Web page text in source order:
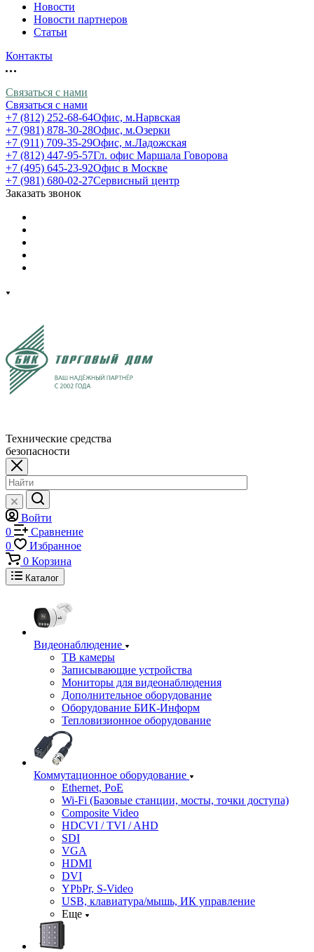
Новости
Новости партнеров
Статьи
Контакты
Связаться с нами
Связаться с нами
+7 (812) 252-68-64Офис, м.Нарвская
+7 (981) 878-30-28Офис, м.Озерки
+7 (911) 709-35-29Офис, м.Ладожская
+7 (812) 447-95-57Гл. офис Маршала Говорова
+7 (495) 645-23-92Офис в Москве
+7 (981) 680-02-27Сервисный центр
Заказать звонок
Технические средства
безопасности
Войти
0
Сравнение
0
Избранное
0 Корзина
Каталог
Видеонаблюдение
ТВ камеры
Записывающие устройства
Мониторы для видеонаблюдения
Дополнительное оборудование
Оборудование БИК-Информ
Тепловизионное оборудование
Коммутационное оборудование
Ethernet, PoE
Wi-Fi (Базовые станции, мосты, точки доступа)
Composite Video
HDCVI / TVI / AHD
SDI
VGA
HDMI
DVI
YPbPr, S-Video
USB, клавиатура/мышь, ИК управление
Еще